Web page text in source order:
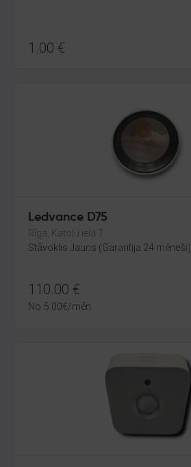
1.00 €
Ledvance D75
Rīga, Katoļu iela 7
Stāvoklis Jauns (Garantija 24 mēneši)
110.00 €
No 5.00€/mēn.